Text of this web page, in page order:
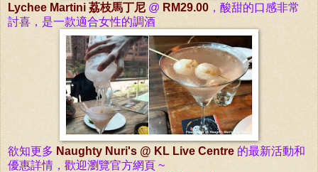
Lychee Martini 荔枝馬丁尼 @ RM29.00 ， 酸甜的口感非常
討喜，是一款適合女性的調酒
欲知更多 Naughty Nuri's @ KL Live Centre 的最新活動和
優惠詳情，歡迎瀏覽官方網頁 ~